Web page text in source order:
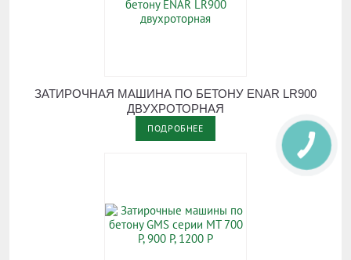
ЗАТИРОЧНАЯ МАШИНА ПО БЕТОНУ ENAR LR900
ДВУХРОТОРНАЯ
ПОДРОБНЕЕ